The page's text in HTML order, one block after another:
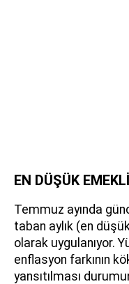
EN DÜŞÜK
Temmuz ayında
taban aylık (en
olarak uygulanıyor.
enflasyon farkının
yansıtılması